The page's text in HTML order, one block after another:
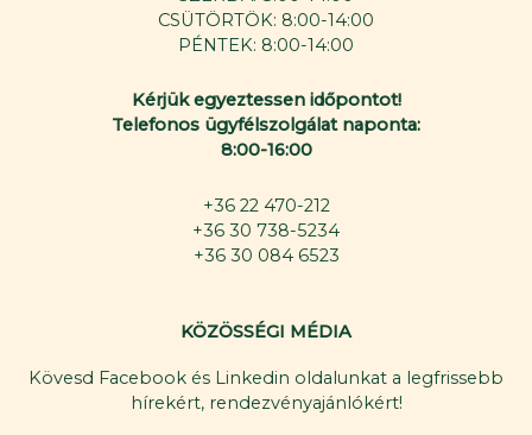
CSÜTÖRTÖK: 8:00-14:00
PÉNTEK: 8:00-14:00
Kérjük egyeztessen időpontot!
Telefonos ügyfélszolgálat naponta:
8:00-16:00
+36 22 470-212
+36 30 738-5234
+36 30 084 6523
KÖZÖSSÉGI MÉDIA
Kövesd Facebook és Linkedin oldalunkat a legfrissebb
hírekért, rendezvényajánlókért!